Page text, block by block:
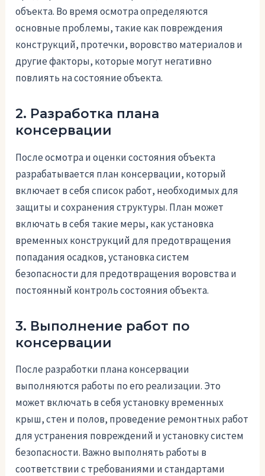
объекта. Во время осмотра определяются
основные проблемы, такие как повреждения
конструкций, протечки, воровство материалов и
другие факторы, которые могут негативно
повлиять на состояние объекта.
2. Разработка плана
консервации
После осмотра и оценки состояния объекта
разрабатывается план консервации, который
включает в себя список работ, необходимых для
защиты и сохранения структуры. План может
включать в себя такие меры, как установка
временных конструкций для предотвращения
попадания осадков, установка систем
безопасности для предотвращения воровства и
постоянный контроль состояния объекта.
3. Выполнение работ по
консервации
После разработки плана консервации
выполняются работы по его реализации. Это
может включать в себя установку временных
крыш, стен и полов, проведение ремонтных работ
для устранения повреждений и установку систем
безопасности. Важно выполнять работы в
соответствии с требованиями и стандартами